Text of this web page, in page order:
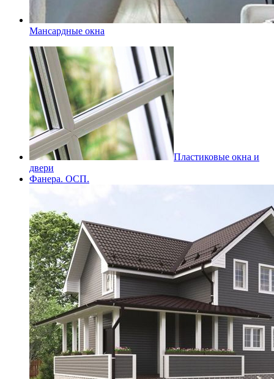
Мансардные окна
Пластиковые окна и
двери
Фанера. ОСП.